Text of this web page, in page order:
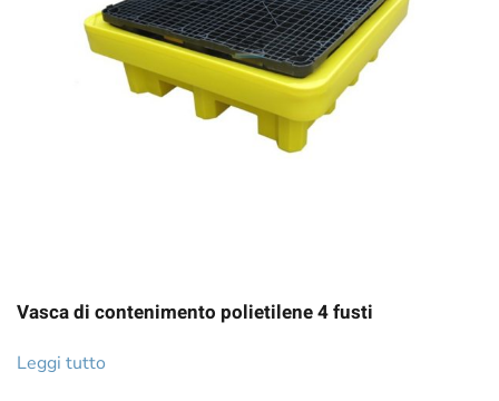
Vasca di contenimento polietilene 4 fusti
Leggi tutto